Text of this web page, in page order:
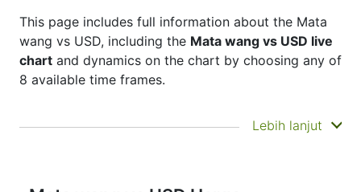
This page includes full information about the Mata
wang vs USD, including the Mata wang vs USD live
chart and dynamics on the chart by choosing any of
8 available time frames.
By moving the start and end of the timeframe in the
type of display of the Mata wang vs USD live chart
Lebih lanjut